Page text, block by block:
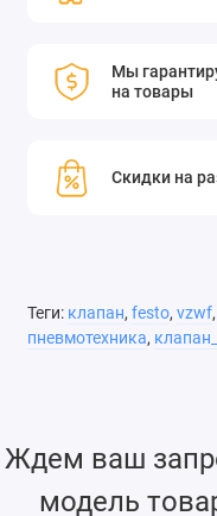
Мы
на товары
Скидки на
Теги: клапан, festo, vzwf,
пневмотехника,
Ждем ваш
модель